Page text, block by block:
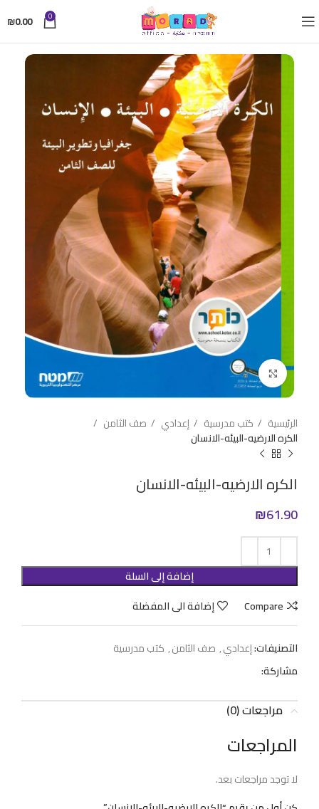
0
₪0.00
Click to enlarge
الرئيسية كتب مدرسية إعدادي
صف الثامن
الكره الارضيه-البيئه-الانسان
الكره الارضيه-البيئه-الانسان
₪61.90
إضافة إلى السلة
Compare
إضافة الى المفضلة
التصنيفات:إعدادي, صف الثامن, كتب مدرسية
مشاركة:
مراجعات (0)
المراجعات
لا توجد مراجعات بعد.